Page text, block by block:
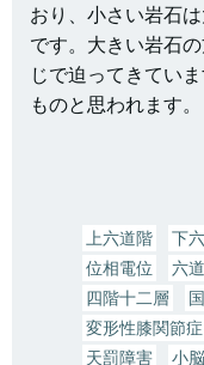
おり、小さい岩石
です。大きい岩石
じで迫ってきてい
ものと思われます。
上六道階 下
位相電位
六
四階十二層
変形性膝関節症
天罰障害
小